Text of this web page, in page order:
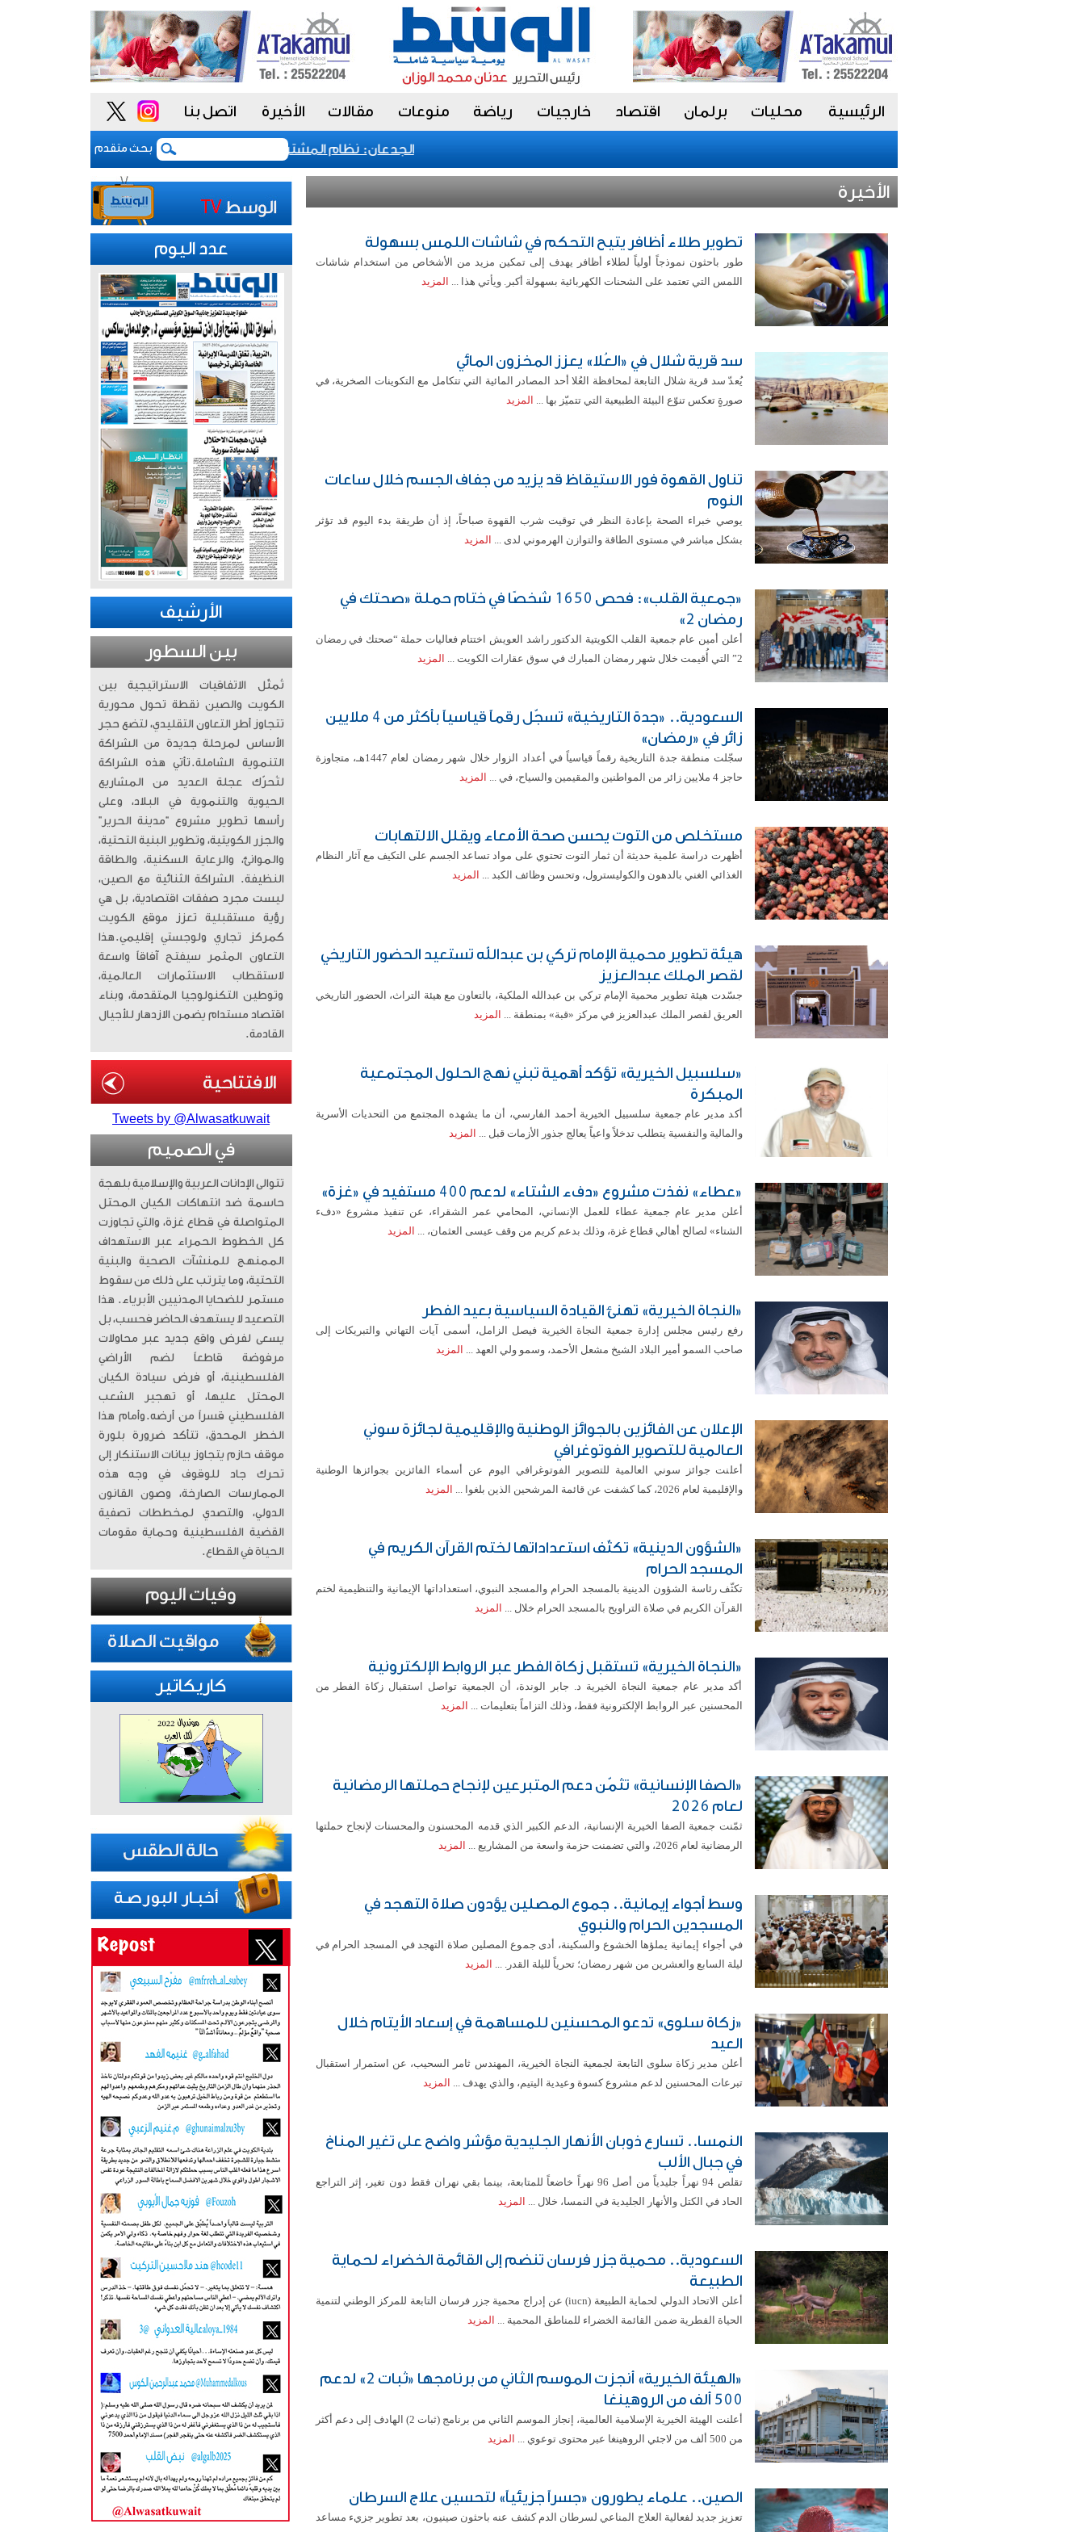
الرئيسية محليات برلمان اقتصاد خارجيات رياضة منوعات مقالات الأخيرة اتصل بنا
بحث متقدم
الجدعان: نظام المشتريات يمنح الحكومة السعودية أدوات أكثر مرونة
الأخيرة
تطوير طلاء أظافر يتيح التحكم في شاشات اللمس بسهولة
طور باحثون نموذجاً أولياً لطلاء أظافر يهدف إلى تمكين مزيد من الأشخاص من استخدام شاشات
اللمس التي تعتمد على الشحنات الكهربائية بسهولة أكبر. ويأتي هذا ... المزيد
سد قرية شلال في «العُلا» يعزز المخزون المائي
يُعدّ سد قرية شلال التابعة لمحافظة العُلا أحد المصادر المائية التي تتكامل مع التكوينات الصخرية، في
صورةٍ تعكس تنوّع البيئة الطبيعية التي تتميّز بها ... المزيد
تناول القهوة فور الاستيقاظ قد يزيد من جفاف الجسم خلال ساعات
النوم
يوصي خبراء الصحة بإعادة النظر في توقيت شرب القهوة صباحاً، إذ أن طريقة بدء اليوم قد تؤثر
بشكل مباشر في مستوى الطاقة والتوازن الهرموني لدى ... المزيد
«جمعية القلب»: فحص 1650 شخصًا في ختام حملة «صحتك في
رمضان 2»
أعلن أمين عام جمعية القلب الكويتية الدكتور راشد العويش اختتام فعاليات حملة “صحتك في رمضان
2” التي أُقيمت خلال شهر رمضان المبارك في سوق عقارات الكويت ...
المزيد
السعودية.. «جدة التاريخية» تسجّل رقماً قياسياً بأكثر من 4 ملايين
زائر في «رمضان»
سجّلت منطقة جدة التاريخية رقماً قياسياً في أعداد الزوار خلال شهر رمضان لعام 1447هـ، متجاوزة
حاجز 4 ملايين زائر من المواطنين والمقيمين والسياح، في ...
المزيد
مستخلص من التوت يحسن صحة الأمعاء ويقلل الالتهابات
أظهرت دراسة علمية حديثة أن ثمار التوت تحتوي على مواد تساعد الجسم على التكيف مع آثار النظام
الغذائي الغني بالدهون والكوليسترول، وتحسن وظائف الكبد ... المزيد
هيئة تطوير محمية الإمام تركي بن عبدالله تستعيد الحضور التاريخي
لقصر الملك عبدالعزيز
جسّدت هيئة تطوير محمية الإمام تركي بن عبدالله الملكية، بالتعاون مع هيئة التراث، الحضور التاريخي
العريق لقصر الملك عبدالعزيز في مركز «قبة» بمنطقة ... المزيد
«سلسبيل الخيرية» تؤكد أهمية تبني نهج الحلول المجتمعية
المبكرة
أكد مدير عام جمعية سلسبيل الخيرية أحمد الفارسي، أن ما يشهده المجتمع من التحديات الأسرية
والمالية والنفسية يتطلب تدخلاً واعياً يعالج جذور الأزمات قبل ... المزيد
«عطاء» نفذت مشروع «دفء الشتاء» لدعم 400 مستفيد في «غزة»
أعلن مدير عام جمعية عطاء للعمل الإنساني، المحامي عمر الشقراء، عن تنفيذ مشروع «دفء
الشتاء» لصالح أهالي قطاع غزة، وذلك بدعم كريم من وقف عيسى العثمان، ... المزيد
«النجاة الخيرية» تهنئ القيادة السياسية بعيد الفطر
رفع رئيس مجلس إدارة جمعية النجاة الخيرية فيصل الزامل، أسمى آيات التهاني والتبريكات إلى
صاحب السمو أمير البلاد الشيخ مشعل الأحمد، وسمو ولي العهد ... المزيد
الإعلان عن الفائزين بالجوائز الوطنية والإقليمية لجائزة سوني
العالمية للتصوير الفوتوغرافي
أعلنت جوائز سوني العالمية للتصوير الفوتوغرافي اليوم عن أسماء الفائزين بجوائزها الوطنية
والإقليمية لعام 2026، كما كشفت عن قائمة المرشحين الذين بلغوا ...
المزيد
«الشؤون الدينية» تكثّف استعداداتها لختم القرآن الكريم في
المسجد الحرام
تكثّف رئاسة الشؤون الدينية بالمسجد الحرام والمسجد النبوي، استعداداتها الإيمانية والتنظيمية لختم
القرآن الكريم في صلاة التراويح بالمسجد الحرام خلال ... المزيد
«النجاة الخيرية» تستقبل زكاة الفطر عبر الروابط الإلكترونية
أكد مدير عام جمعية النجاة الخيرية د. جابر الوندة، أن الجمعية تواصل استقبال زكاة الفطر من
المحسنين عبر الروابط الإلكترونية فقط، وذلك التزاماً بتعليمات ... المزيد
«الصفا الإنسانية» تثمّن دعم المتبرعين لإنجاح حملتها الرمضانية
لعام 2026
ثمّنت جمعية الصفا الخيرية الإنسانية، الدعم الكبير الذي قدمه المحسنون والمحسنات لإنجاح حملتها
الرمضانية لعام 2026، والتي تضمنت حزمة واسعة من المشاريع ...
المزيد
وسط أجواء إيمانية.. جموع المصلين يؤدون صلاة التهجد في
المسجدين الحرام والنبوي
في أجواء إيمانية يملؤها الخشوع والسكينة، أدى جموع المصلين صلاة التهجد في المسجد الحرام في
ليلة السابع والعشرين من شهر رمضان؛ تحرياً لليلة القدر. ... المزيد
«زكاة سلوى» تدعو المحسنين للمساهمة في إسعاد الأيتام خلال
العيد
أعلن مدير زكاة سلوى التابعة لجمعية النجاة الخيرية، المهندس ثامر السحيب، عن استمرار استقبال
تبرعات المحسنين لدعم مشروع كسوة وعيدية اليتيم، والذي يهدف ... المزيد
النمسا.. تسارع ذوبان الأنهار الجليدية مؤشر واضح على تغير المناخ
في جبال الألب
تقلص 94 نهراً جليدياً من أصل 96 نهراً خاضعاً للمتابعة، بينما بقي نهران فقط دون تغير، إثر التراجع
الحاد في الكتل والأنهار الجليدية في النمسا، خلال ... المزيد
السعودية.. محمية جزر فرسان تنضم إلى القائمة الخضراء لحماية
الطبيعة
أعلن الاتحاد الدولي لحماية الطبيعة (iucn) عن إدراج محمية جزر فرسان التابعة للمركز الوطني لتنمية
الحياة الفطرية ضمن القائمة الخضراء للمناطق المحمية ... المزيد
«الهيئة الخيرية» أنجزت الموسم الثاني من برنامجها «ثبات 2» لدعم
500 ألف من الروهينغا
أعلنت الهيئة الخيرية الإسلامية العالمية، إنجاز الموسم الثاني من برنامج (ثبات 2) الهادف إلى دعم أكثر
من 500 ألف من لاجئي الروهينغا عبر محتوى توعوي ...
المزيد
الصين.. علماء يطورون «جسراً جزيئياً» لتحسين علاج السرطان
تعزيز جديد لفعالية العلاج المناعي لسرطان الدم كشف عنه باحثون صينيون، بعد تطوير جزيء مساعد
عدد اليوم
الأرشيف
بين السطور
تُمثّل الاتفاقيات الاستراتيجية بين
الكويت والصين نقطة تحول محورية
تتجاوز أطر التعاون التقليدي، لتضع حجر
الأساس لمرحلة جديدة من الشراكة
التنموية الشاملة. ​تأتي هذه الشراكة
لتُحرّك عجلة العديد من المشاريع
الحيوية والتنموية في البلاد، وعلى
رأسها تطوير مشروع “مدينة الحرير”
والجزر الكويتية، وتطوير البنية التحتية،
والموانئ، والرعاية السكنية، والطاقة
النظيفة. الشراكة الثنائية مع الصين،
ليست مجرد صفقات اقتصادية، بل هي
رؤية مستقبلية تعزز موقع الكويت
كمركز تجاري ولوجستي إقليمي. ​هذا
التعاون المثمر سيفتح آفاقاً واسعة
لاستقطاب الاستثمارات العالمية،
وتوطين التكنولوجيا المتقدمة، وبناء
اقتصاد مستدام يضمن الازدهار للأجيال
القادمة.
Tweets by @Alwasatkuwait
في الصميم
تتوالى الإدانات العربية والإسلامية بلهجة
حاسمة ضد انتهاكات الكيان المحتل
المتواصلة في قطاع غزة، والتي تجاوزت
كل الخطوط الحمراء عبر الاستهداف
الممنهج للمنشآت الصحية والبنية
التحتية، وما يترتب على ذلك من سقوط
مستمر للضحايا المدنيين الأبرياء. ​ هذا
التصعيد لا يستهدف الحاضر فحسب، بل
يسعى لفرض واقع جديد عبر محاولات
مرفوضة قاطعاً لضم الأراضي
الفلسطينية، أو فرض سيادة الكيان
المحتل عليها، أو تهجير الشعب
الفلسطيني قسراً من أرضه. ​وأمام هذا
الخطر المحدق، تتأكد ضرورة بلورة
موقف حازم يتجاوز بيانات الاستنكار إلى
تحرك جاد للوقوف في وجه هذه
الممارسات الصارخة، وصون القانون
الدولي، والتصدي لمخططات تصفية
القضية الفلسطينية وحماية مقومات
الحياة في القطاع.
كاريكاتير